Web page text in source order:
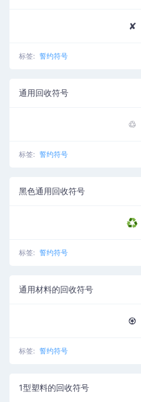
✘
标签: 誓约符号
通用回收符号
♲
标签: 誓约符号
黑色通用回收符号
♻
标签: 誓约符号
通用材料的回收符号
♼
标签: 誓约符号
1型塑料的回收符号